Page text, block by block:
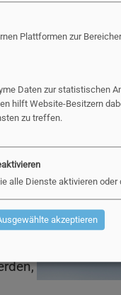
des
Plattformen zur
Daten zur statistischen
hilft Website-Besitzern
zu treffen.
alle Dienste aktivieren oder
akzeptieren